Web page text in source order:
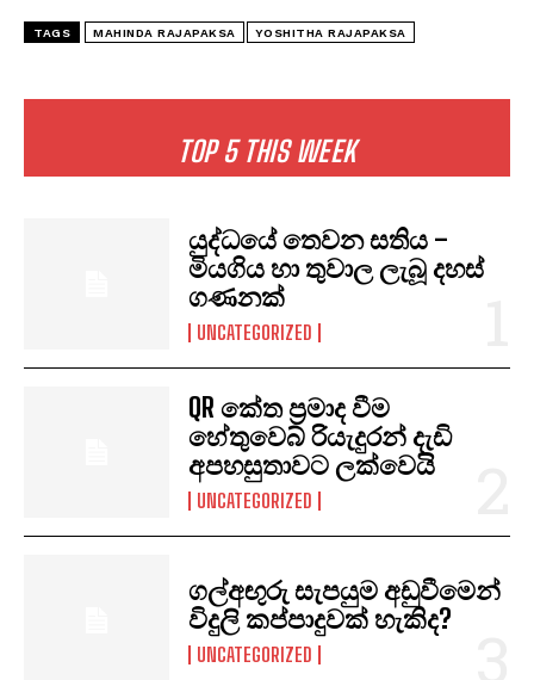
I WANT IN
TOP 5 THIS WEEK
යුද්ධයේ තෙවන සතිය –
මියගිය හා තුවාල ලැබූ දහස්
ගණනක්
UNCATEGORIZED
QR කේත ප්‍රමාද වීම
හේතුවෙබ් රියැදුරන් දැඩි
අපහසුතාවට ලක්වෙයි
UNCATEGORIZED
ගල්අඟුරු සැපයුම අඩුවීමෙන්
විදුලි කප්පාදුවක් හැකිද?
UNCATEGORIZED
TAGS MAHINDA RAJAPAKSA YOSHITHA RAJAPAKSA